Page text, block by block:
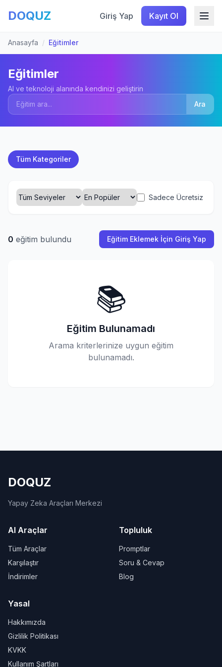
DOQUZ Giriş Yap Kayıt Ol
Anasayfa / Eğitimler
Eğitimler
AI ve teknoloji alanında kendinizi geliştirin
Ara
Tüm Kategoriler
Sadece Ücretsiz
0 eğitim bulundu Eğitim Eklemek İçin Giriş Yap
📚
Eğitim Bulunamadı
Arama kriterlerinize uygun eğitim
bulunamadı.
DOQUZ
Yapay Zeka Araçları Merkezi
AI Araçlar
Tüm Araçlar
Karşılaştır
İndirimler
Topluluk
Promptlar
Soru & Cevap
Blog
Yasal
Hakkımızda
Gizlilik Politikası
KVKK
Kullanım Şartları